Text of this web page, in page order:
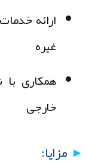
ارائه خدمات
غیره
همکاری با
خارجی
مزایا: